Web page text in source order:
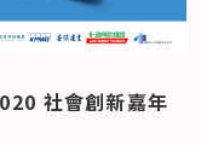
社會創新嘉年